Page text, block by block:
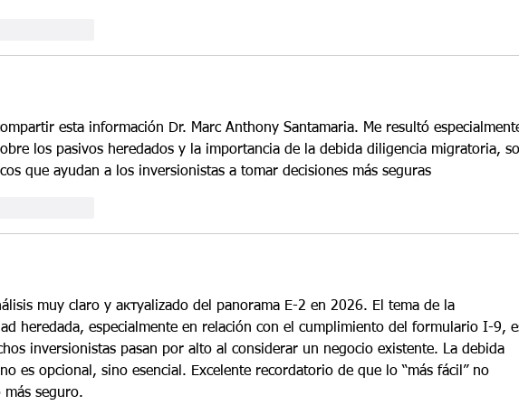
esta información Dr. Marc Anthony Santamaria. Me resultó
los pasivos heredados y la importancia de la debida diligencia migratoria,
que ayudan a los inversionistas a tomar decisiones más seguras
muy claro y актуalizado del panorama E-2 en 2026. El tema de la
heredada, especialmente en relación con el cumplimiento del formulario I-9,
inversionistas pasan por alto al considerar un negocio existente. La debida
es opcional, sino esencial. Excelente recordatorio de que lo “más fácil” no
más seguro.